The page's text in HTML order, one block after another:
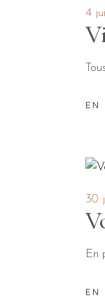
4
EN
30
En
EN